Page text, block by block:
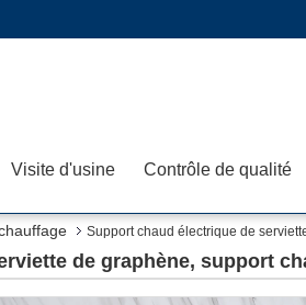
Visite d'usine Contrôle de qualité
Support chaud électrique de
de graphène, support